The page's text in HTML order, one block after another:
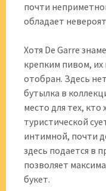
почти
обладает
Хотя De Garre
крепким пивом,
отобран. Здесь
бутылка в
место для тех, кто
туристической
интимной, почти
здесь подается в
позволяет
букет.